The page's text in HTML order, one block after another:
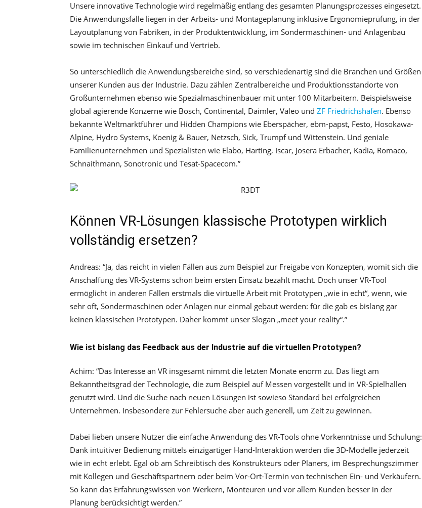
Unsere innovative Technologie wird regelmäßig entlang des gesamten Planungsprozesses eingesetzt.
Die Anwendungsfälle liegen in der Arbeits- und Montageplanung inklusive Ergonomieprüfung, in der
Layoutplanung von Fabriken, in der Produktentwicklung, im Sondermaschinen- und Anlagenbau
sowie im technischen Einkauf und Vertrieb.
So unterschiedlich die Anwendungsbereiche sind, so verschiedenartig sind die Branchen und Größen
unserer Kunden aus der Industrie. Dazu zählen Zentralbereiche und Produktionsstandorte von
Großunternehmen ebenso wie Spezialmaschinenbauer mit unter 100 Mitarbeitern. Beispielsweise
global agierende Konzerne wie Bosch, Continental, Daimler, Valeo und ZF Friedrichshafen. Ebenso
bekannte Weltmarktführer und Hidden Champions wie Eberspächer, ebm-papst, Festo, Hosokawa-
Alpine, Hydro Systems, Koenig & Bauer, Netzsch, Sick, Trumpf und Wittenstein. Und geniale
Familienunternehmen und Spezialisten wie Elabo, Harting, Iscar, Josera Erbacher, Kadia, Romaco,
Schnaithmann, Sonotronic und Tesat-Spacecom.”
Können VR-Lösungen klassische Prototypen wirklich
vollständig ersetzen?
Andreas: “Ja, das reicht in vielen Fällen aus zum Beispiel zur Freigabe von Konzepten, womit sich die
Anschaffung des VR-Systems schon beim ersten Einsatz bezahlt macht. Doch unser VR-Tool
ermöglicht in anderen Fällen erstmals die virtuelle Arbeit mit Prototypen „wie in echt“, wenn, wie
sehr oft, Sondermaschinen oder Anlagen nur einmal gebaut werden: für die gab es bislang gar
keinen klassischen Prototypen. Daher kommt unser Slogan „meet your reality“.”
Wie ist bislang das Feedback aus der Industrie auf die virtuellen Prototypen?
Achim: “Das Interesse an VR insgesamt nimmt die letzten Monate enorm zu. Das liegt am
Bekanntheitsgrad der Technologie, die zum Beispiel auf Messen vorgestellt und in VR-Spielhallen
genutzt wird. Und die Suche nach neuen Lösungen ist sowieso Standard bei erfolgreichen
Unternehmen. Insbesondere zur Fehlersuche aber auch generell, um Zeit zu gewinnen.
Dabei lieben unsere Nutzer die einfache Anwendung des VR-Tools ohne Vorkenntnisse und Schulung:
Dank intuitiver Bedienung mittels einzigartiger Hand-Interaktion werden die 3D-Modelle jederzeit
wie in echt erlebt. Egal ob am Schreibtisch des Konstrukteurs oder Planers, im Besprechungszimmer
mit Kollegen und Geschäftspartnern oder beim Vor-Ort-Termin von technischen Ein- und Verkäufern.
So kann das Erfahrungswissen von Werkern, Monteuren und vor allem Kunden besser in der
Planung berücksichtigt werden.”